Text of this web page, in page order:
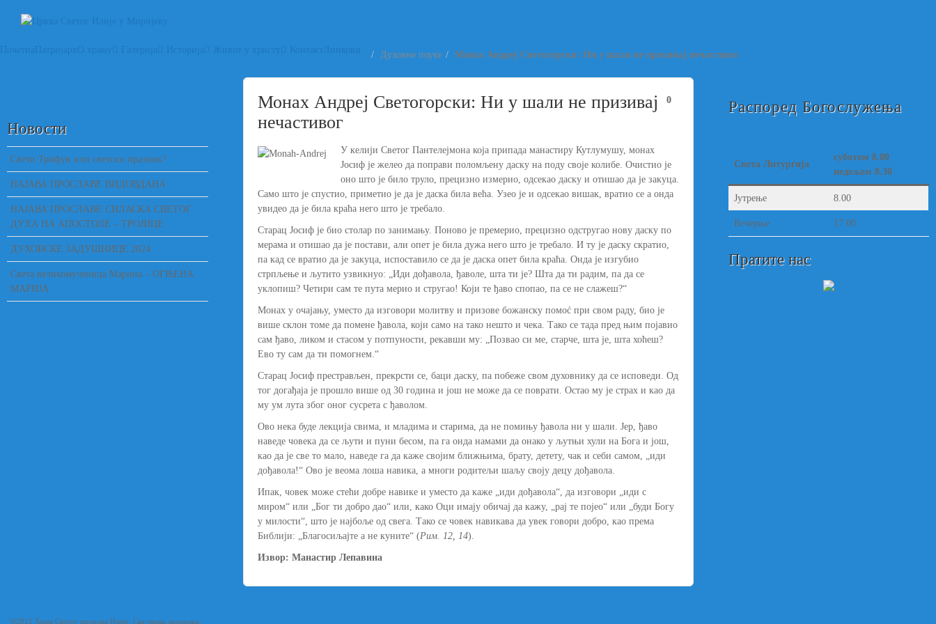
Духовне поуке Монах Андреј Светогорски: Ни у шали не призивај нечастивог
Новости
Свети Трифун или светски празник?
НАЈАВА ПРОСЛАВЕ ВИДОВДАНА
НАЈАВА ПРОСЛАВЕ СИЛАСКА СВЕТОГ
ДУХА НА АПОСТОЛЕ – ТРОЈИЦЕ
ДУХОВСКЕ ЗАДУШНИЦЕ 2024
Света великомученица Марина – ОГЊЕНА
МАРИЈА
Монах Андреј Светогорски: Ни у шали не призивај
нечастивог
0
У келији Светог Пантелејмона која припада манастиру Кутлумушу, монах
Јосиф је желео да поправи поломљену даску на поду своје колибе. Очистио је
оно што је било труло, прецизно измерио, одсекао даску и отишао да је закуца.
Само што је спустио, приметио је да је даска била већа. Узео је и одсекао вишак, вратио се а онда
увидео да је била краћа него што је требало.
Старац Јосиф је био столар по занимању. Поново је премерио, прецизно одстругао нову даску по
мерама и отишао да је постави, али опет је била дужа него што је требало. И ту је даску скратио,
па кад се вратио да је закуца, испоставило се да је даска опет била краћа. Онда је изгубио
стрпљење и љутито узвикнуо: „Иди дођавола, ђаволе, шта ти је? Шта да ти радим, па да се
уклопиш? Четири сам те пута мерио и стругао! Који те ђаво спопао, па се не слажеш?“
Монах у очајању, уместо да изговори молитву и призове божанску помоć при свом раду, био је
више склон томе да помене ђавола, који само на тако нешто и чека. Тако се тада пред њим појавио
сам ђаво, ликом и стасом у потпуности, рекавши му: „Позвао си ме, старче, шта је, шта хоћеш?
Ево ту сам да ти помогнем.“
Старац Јосиф престрављен, прекрсти се, баци даску, па побеже свом духовнику да се исповеди. Од
тог догађаја је прошло више од 30 година и још не може да се поврати. Остао му је страх и као да
му ум лута због оног сусрета с ђаволом.
Ово нека буде лекција свима, и младима и старима, да не помињу ђавола ни у шали. Јер, ђаво
наведе човека да се љути и пуни бесом, па га онда намами да онако у љутњи хули на Бога и још,
као да је све то мало, наведе га да каже својим ближњима, брату, детету, чак и себи самом, „иди
дођавола!“ Ово је веома лоша навика, а многи родитељи шаљу своју децу дођавола.
Ипак, човек може стећи добре навике и уместо да каже „иди дођавола“, да изговори „иди с
миром“ или „Бог ти добро дао“ или, како Оци имају обичај да кажу, „рај те појео“ или „буди Богу
у милости“, што је најбоље од свега. Тако се човек навикава да увек говори добро, као према
Библији: „Благосиљајте а не куните“ (Рим. 12, 14).
Извор: Манастир Лепавина
Распоред Богослужења
Света Литургија
суботом 8.00
недељом 8.30
Јутрење 8.00
Вечерње 17.00
Пратите нас
©2021 Храм Светог пророка Илије. Сва права задржана.